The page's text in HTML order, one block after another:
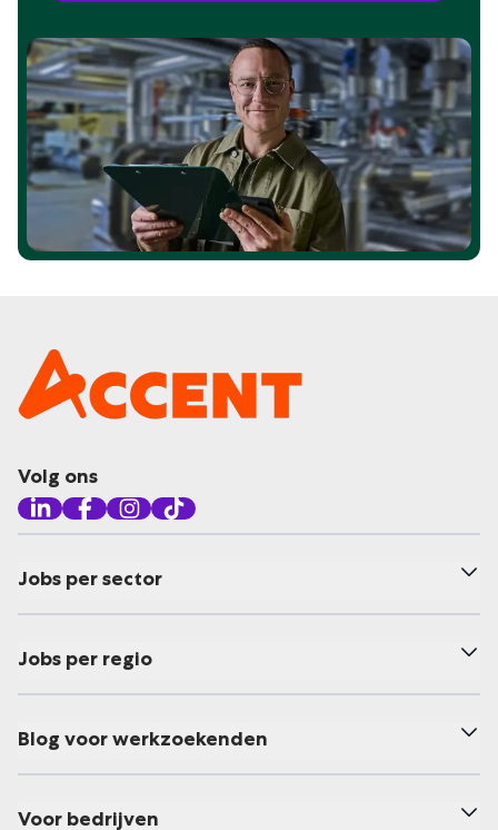
Volg ons
Jobs per sector
Jobs per regio
Blog voor werkzoekenden
Voor bedrijven